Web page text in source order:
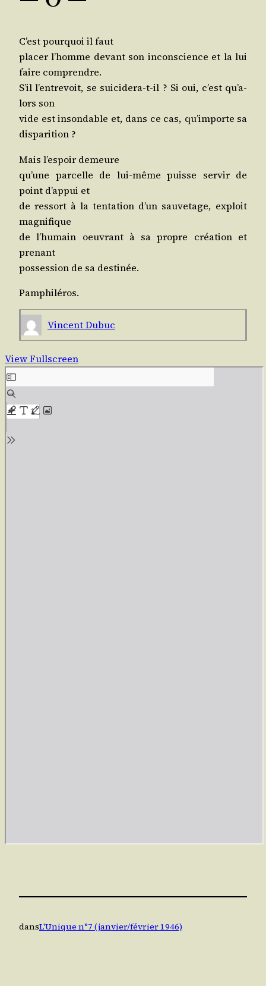
C’est pour­quoi il faut
pla­cer l’homme devant son incons­cience et la lui
faire comprendre.
S’il l’en­tre­voit, se sui­ci­de­ra-t-il ? Si oui, c’est qu’a­
lors son
vide est inson­dable et, dans ce cas, qu’im­porte sa
disparition ?
Mais l’es­poir demeure
qu’une par­celle de lui-même puisse ser­vir de
point d’ap­pui et
de res­sort à la ten­ta­tion d’un sau­ve­tage, exploit
magnifique
de l’hu­main oeu­vrant à sa propre créa­tion et
prenant
pos­ses­sion de sa destinée.
Pam­phi­lé­ros.
Vincent Dubuc
View Fullscreen
dansL'Unique n°7 (janvier/février 1946)